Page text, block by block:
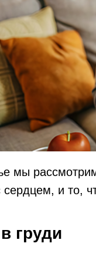
мы
и то,
груди